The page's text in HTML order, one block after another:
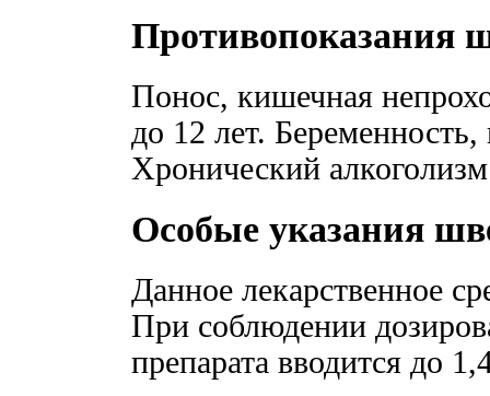
Противопоказания
Пoнoc, кишечная
до 12 лет.
Хронический
Особые указания
Данное лекарственное
При соблюдении
препарата вводится до